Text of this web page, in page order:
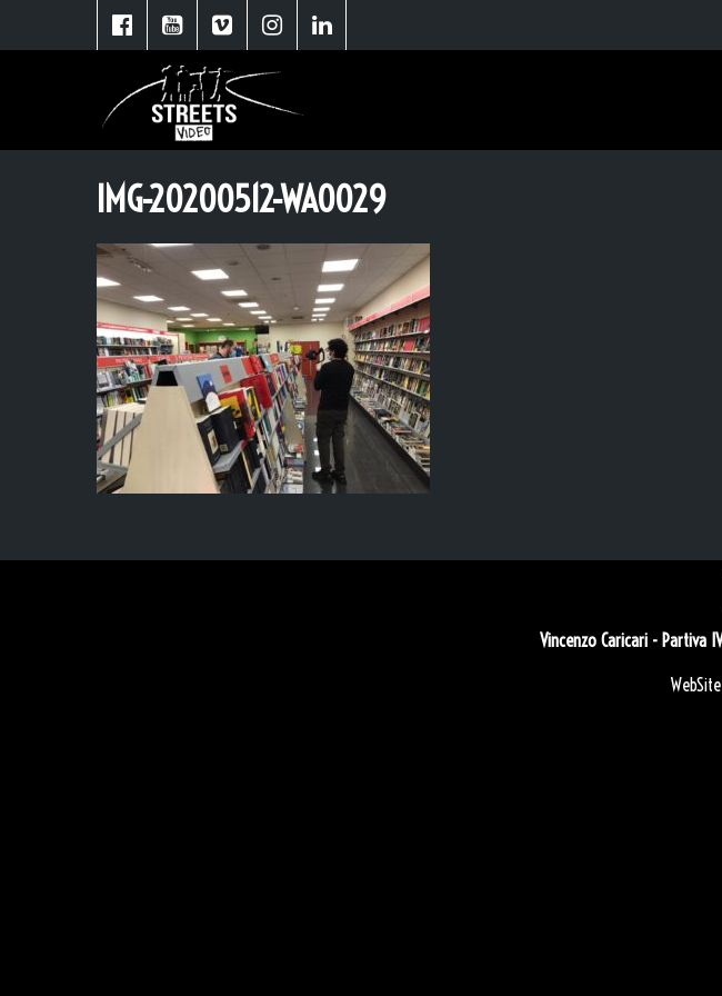
IMG-20200512-WA0029
Vincenzo Caricari- Partiva